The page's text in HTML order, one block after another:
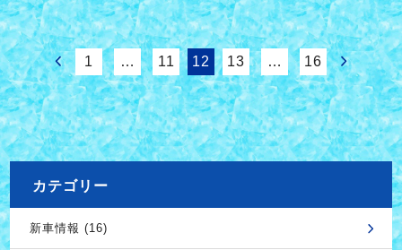
1 … 11 12 13 … 16
カテゴリー
新車情報 (16)